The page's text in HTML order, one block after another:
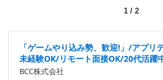
1/ 2
「ゲームやり込み勢、歓迎!」/アプ
未経験OK/リモート面接OK/20代活躍
BCC株式会社